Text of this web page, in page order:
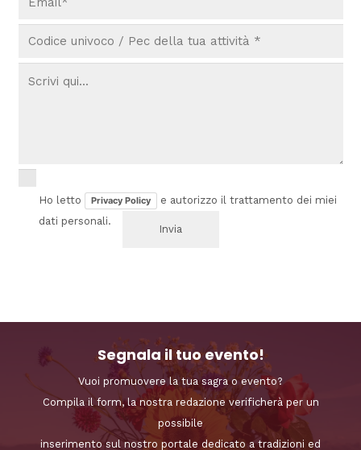
Ho letto Privacy Policy
e autorizzo il trattamento dei miei
dati personali.
Segnala il tuo evento!
Vuoi promuovere la tua sagra o evento?
Compila il form, la nostra redazione verificherà per un
possibile
inserimento sul nostro portale dedicato a tradizioni ed